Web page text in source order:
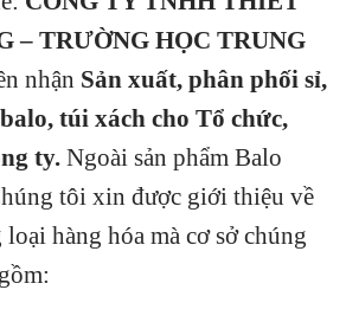
– TRƯỜNG HỌC TRUNG
nhận Sản xuất, phân phối sỉ,
túi xách cho Tổ chức,
ty. Ngoài sản phẩm Balo
tôi xin được giới thiệu về
loại hàng hóa mà cơ sở chúng